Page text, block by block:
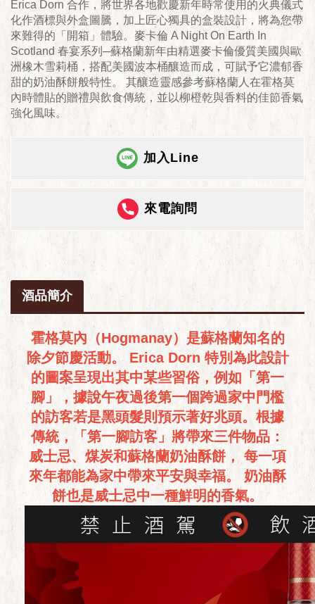
Erica Dorn 合作，將世界各地歡慶新年時常使用的火典儀式
化作酒標與外盒圖騰，加上匠心獨具的盒裝設計，將為您帶
來難得的「開箱」體驗。麥卡倫 A Night On Earth In
Scotland 春宴系列─蘇格蘭新年由精選麥卡倫優質美國與歐
洲橡木雪莉桶，搭配美國波本桶釀造而成，可賦予它濃郁香
甜的奶油酥餅般特性。 其釀造靈感參考蘇格蘭人在霍格莫
內時體貼的贈禮與飲食傳統，並以柳橙乾與香料的佳節香氣
強化風味。
加入Line
來電詢問
酒品簡介
霍格莫內（Hogmanay）是蘇格蘭知名的
除夕節慶活動。 Erica Dorn 特別為此設計
的圖案呈現出其中某些習俗，例如「第一
腳」，據說午夜過後第一個跨過家中門檻
的訪客若是黑頭髮則預示著好兆頭。根據
傳統，「第一腳訪客」將帶來三件物品：
威士忌、煤炭和蘇格蘭奶油酥餅， 每一項
來年都能為家中帶來平安與幸福。 奶油酥
餅也是威士忌中一種鮮明的香氣。